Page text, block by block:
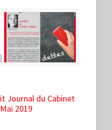
Journal du Cabinet
2019